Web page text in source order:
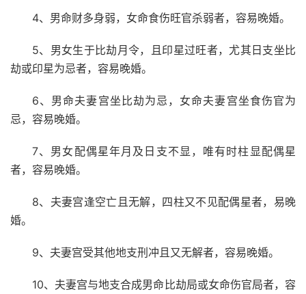
4、男命财多身弱，女命食伤旺官杀弱者，容易晚婚。
5、男女生于比劫月令，且印星过旺者，尤其日支坐比
劫或印星为忌者，容易晚婚。
6、男命夫妻宫坐比劫为忌，女命夫妻宫坐食伤官为
忌，容易晚婚。
7、男女配偶星年月及日支不显，唯有时柱显配偶星
者，容易晚婚。
8、夫妻宫逢空亡且无解，四柱又不见配偶星者，易晚
婚。
9、夫妻宫受其他地支刑冲且又无解者，容易晚婚。
10、夫妻宫与地支合成男命比劫局或女命伤官局者，容